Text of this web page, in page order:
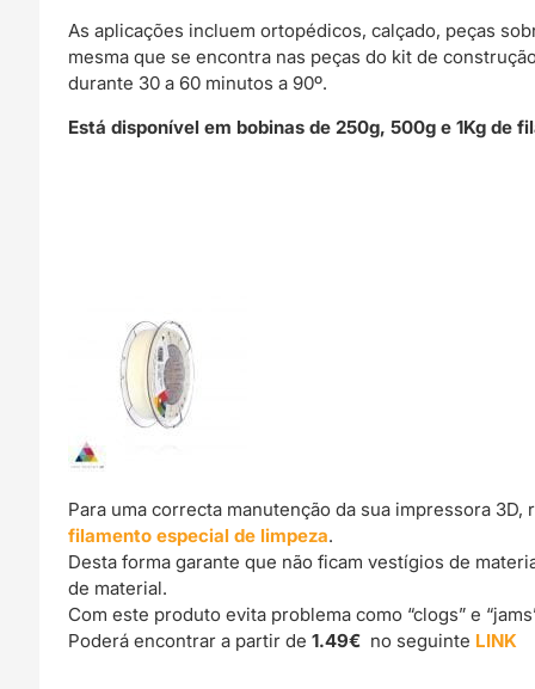
As aplicações incluem ortopédicos, calçado, peças
mesma que se encontra nas peças do kit de
durante 30 a 60 minutos a 90º.
Está disponível em bobinas de 250g, 500g e 1Kg de
Para uma correcta manutenção da sua impressora
filamento especial de limpeza.
Desta forma garante que não ficam vestígios de
de material.
Com este produto evita problema como “clogs” e
Poderá encontrar a partir de1.49€ no seguinte LINK